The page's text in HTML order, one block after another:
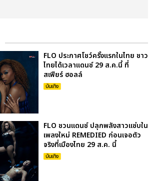
FLO ประกาศโชว์ครั้งแรกในไทย ชาว
ไทยได้เวลาแดนซ์ 29 ส.ค.นี้ ที่
สเฟียร์ ฮอลล์
บันเทิง
FLO ชวนแดนซ์ ปลุกพลังสาวแซ่บใน
เพลงใหม่ REMEDIED ก่อนเจอตัว
จริงที่เมืองไทย 29 ส.ค. นี้
บันเทิง